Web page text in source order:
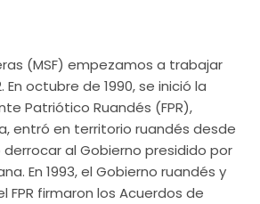
(MSF) empezamos a trabajar
En octubre de 1990, se inició la
Patriótico Ruandés (FPR),
entró en territorio ruandés desde
al Gobierno presidido por
En 1993, el Gobierno ruandés y
firmaron los Acuerdos de